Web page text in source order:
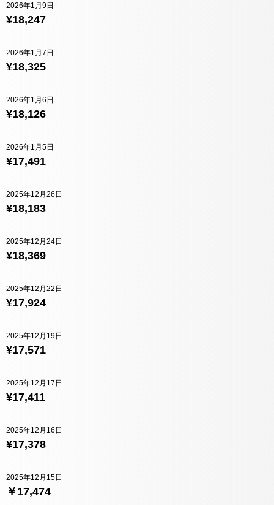
¥18,247
2026年1月9日
¥18,325
2026年1月7日
¥18,126
2026年1月6日
¥17,491
2026年1月5日
¥18,183
2025年12月26日
¥18,369
2025年12月24日
¥17,924
2025年12月22日
¥17,571
2025年12月19日
¥17,411
2025年12月17日
¥17,378
2025年12月16日
￥17,474
2025年12月15日